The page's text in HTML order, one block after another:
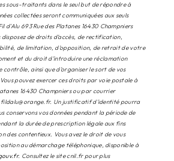
sous-traitants dans le seul but de répondre à
collectées seront communiquées aux seuls
d'Alu 693 Rue des Platanes 16430 Champniers
de droits d’accès, de rectification,
de limitation, d’opposition, de retrait de votre
et du droit d’introduire une réclamation
contrôle, ainsi que d’organiser le sort de vos
pouvez exercer ces droits par voie postale à
16430 Champniers ou par courrier
fildalu@orange.fr. Un justificatif d'identité pourra
conservons vos données pendant la période de
la durée de prescription légale aux fins
des contentieux. Vous avez le droit de vous
au démarchage téléphonique, disponible à
. Consultez le site cnil.fr pour plus